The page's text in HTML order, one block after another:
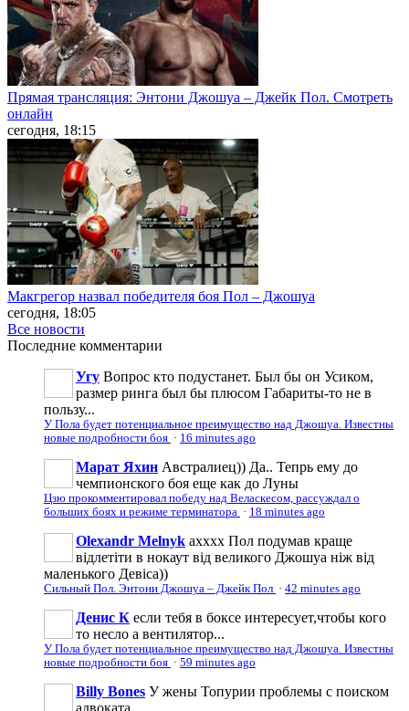
Прямая трансляция: Энтони Джошуа – Джейк Пол. Смотреть
онлайн
сегодня, 18:15
Макгрегор назвал победителя боя Пол – Джошуа
сегодня, 18:05
Все новости
Последние комментарии
Угу Вопрос кто подустанет. Был бы он Усиком,
размер ринга был бы плюсом Габариты-то не в
пользу...
У Пола будет потенциальное преимущество над Джошуа. Известны
новые подробности боя · 16 minutes ago
Марат Яхин Австралиец)) Да.. Тепрь ему до
чемпионского боя еще как до Луны
Цзю прокомментировал победу над Веласкесом, рассуждал о
больших боях и режиме терминатора · 18 minutes ago
Olexandr Melnyk ахххх Пол подумав краще
відлетіти в нокаут від великого Джошуа ніж від
маленького Девіса))
Сильный Пол. Энтони Джошуа – Джейк Пол · 42 minutes ago
Денис К если тебя в боксе интересует,чтобы кого
то несло а вентилятор...
У Пола будет потенциальное преимущество над Джошуа. Известны
новые подробности боя · 59 minutes ago
Billy Bones У жены Топурии проблемы с поиском
адвоката.